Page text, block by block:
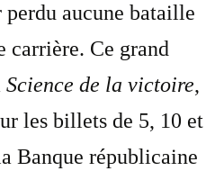
perdu aucune bataille
carrière. Ce grand
Science de la victoire,
les billets de 5, 10 et
Banque républicaine